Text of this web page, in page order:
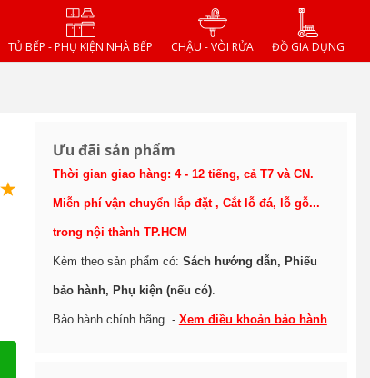
TỦ BẾP - PHỤ KIỆN NHÀ BẾP CHẬU - VÒI RỬA ĐỒ GIA DỤNG
Ưu đãi sản phẩm
Thời gian giao hàng: 4 - 12 tiếng, cả T7 và CN.
Miễn phí vận chuyển lắp đặt , Cắt lỗ đá, lỗ gỗ...
trong nội thành TP.HCM
Kèm theo sản phẩm có: Sách hướng dẫn, Phiếu
bảo hành, Phụ kiện (nếu có).
Bảo hành chính hãng - Xem điều khoản bảo hành